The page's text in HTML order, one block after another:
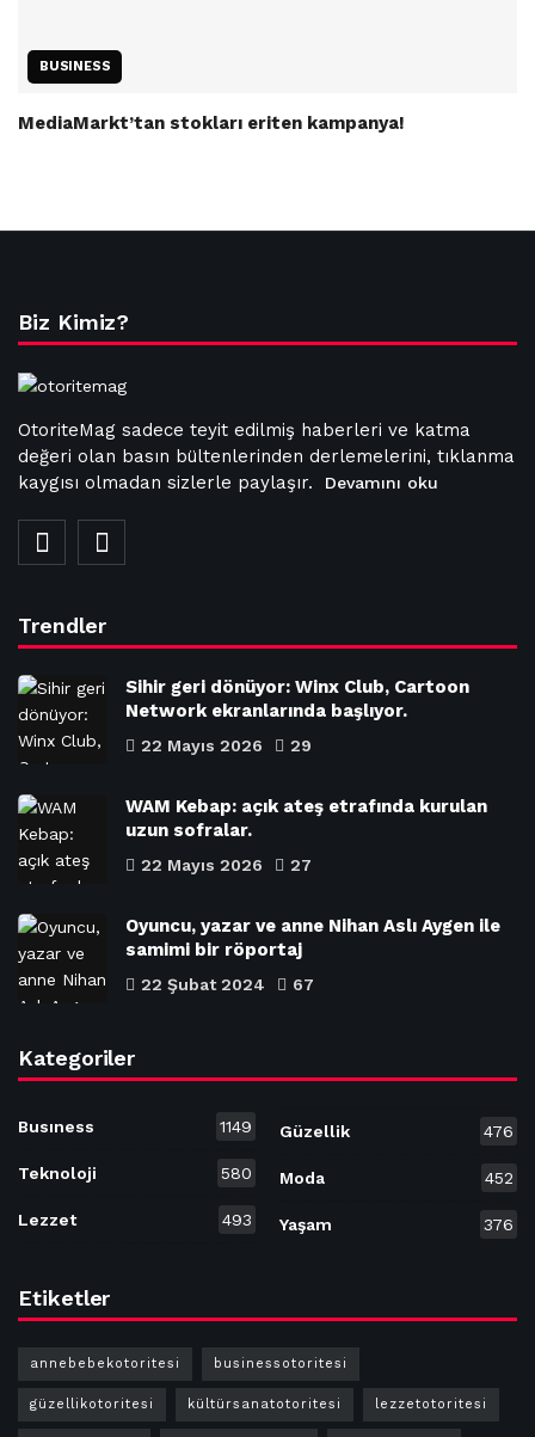
BUSINESS
MediaMarkt’tan stokları eriten kampanya!
Biz Kimiz?
OtoriteMag sadece teyit edilmiş haberleri ve katma
değeri olan basın bültenlerinden derlemelerini, tıklanma
kaygısı olmadan sizlerle paylaşır.
Devamını oku
Trendler
Sihir geri dönüyor: Winx Club, Cartoon
Network ekranlarında başlıyor.
22 Mayıs 2026 29
WAM Kebap: açık ateş etrafında kurulan
uzun sofralar.
22 Mayıs 2026 27
Oyuncu, yazar ve anne Nihan Aslı Aygen ile
samimi bir röportaj
22 Şubat 2024 67
Kategoriler
Busıness 1149
Teknoloji 580
Lezzet 493
Güzellik 476
Moda 452
Yaşam 376
Etiketler
annebebekotoritesi businessotoritesi
güzellikotoritesi kültürsanatotoritesi lezzetotoritesi